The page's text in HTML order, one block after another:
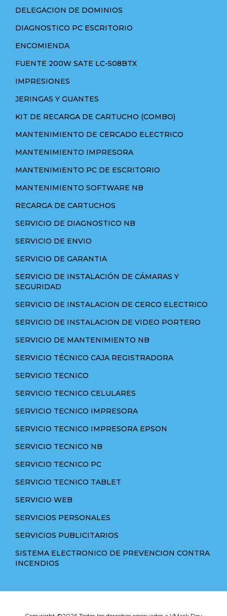
DELEGACION DE DOMINIOS
DIAGNOSTICO PC ESCRITORIO
ENCOMIENDA
FUENTE 200W SATE LC-508BTX
IMPRESIONES
JERINGAS Y GUANTES
KIT DE RECARGA DE CARTUCHO (COMBO)
MANTENIMIENTO DE CERCADO ELECTRICO
MANTENIMIENTO IMPRESORA
MANTENIMIENTO PC DE ESCRITORIO
MANTENIMIENTO SOFTWARE NB
RECARGA DE CARTUCHOS
SERVICIO DE DIAGNOSTICO NB
SERVICIO DE ENVIO
SERVICIO DE GARANTIA
SERVICIO DE INSTALACIÓN DE CÁMARAS Y
SEGURIDAD
SERVICIO DE INSTALACION DE CERCO ELECTRICO
SERVICIO DE INSTALACION DE VIDEO PORTERO
SERVICIO DE MANTENIMIENTO NB
SERVICIO TÉCNICO CAJA REGISTRADORA
SERVICIO TECNICO
SERVICIO TECNICO CELULARES
SERVICIO TECNICO IMPRESORA
SERVICIO TECNICO IMPRESORA EPSON
SERVICIO TECNICO NB
SERVICIO TECNICO PC
SERVICIO TECNICO TABLET
SERVICIO WEB
SERVICIOS PERSONALES
SERVICIOS PUBLICITARIOS
SISTEMA ELECTRONICO DE PREVENCION CONTRA
INCENDIOS